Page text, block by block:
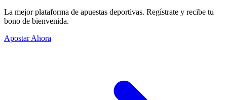
La mejor plataforma de apuestas deportivas. Regístrate y recibe tu
bono de bienvenida.
Apostar Ahora